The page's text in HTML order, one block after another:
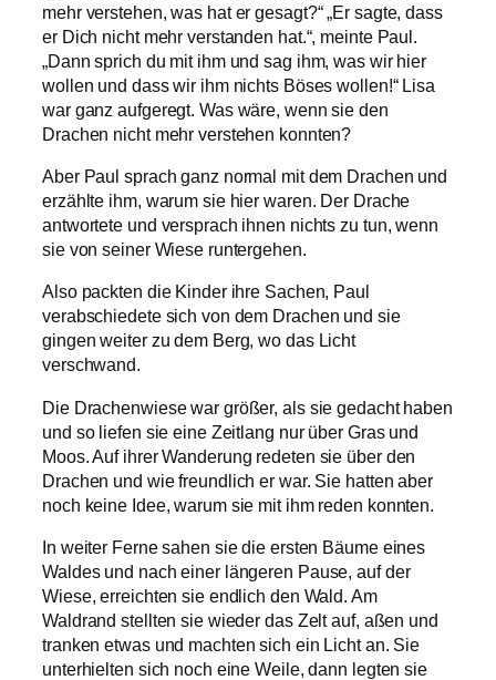
mehr verstehen, was hat er gesagt?“ „Er sagte, dass
er Dich nicht mehr verstanden hat.“, meinte Paul.
„Dann sprich du mit ihm und sag ihm, was wir hier
wollen und dass wir ihm nichts Böses wollen!“ Lisa
war ganz aufgeregt. Was wäre, wenn sie den
Drachen nicht mehr verstehen konnten?
Aber Paul sprach ganz normal mit dem Drachen und
erzählte ihm, warum sie hier waren. Der Drache
antwortete und versprach ihnen nichts zu tun, wenn
sie von seiner Wiese runtergehen.
Also packten die Kinder ihre Sachen, Paul
verabschiedete sich von dem Drachen und sie
gingen weiter zu dem Berg, wo das Licht
verschwand.
Die Drachenwiese war größer, als sie gedacht haben
und so liefen sie eine Zeitlang nur über Gras und
Moos. Auf ihrer Wanderung redeten sie über den
Drachen und wie freundlich er war. Sie hatten aber
noch keine Idee, warum sie mit ihm reden konnten.
In weiter Ferne sahen sie die ersten Bäume eines
Waldes und nach einer längeren Pause, auf der
Wiese, erreichten sie endlich den Wald. Am
Waldrand stellten sie wieder das Zelt auf, aßen und
tranken etwas und machten sich ein Licht an. Sie
unterhielten sich noch eine Weile, dann legten sie